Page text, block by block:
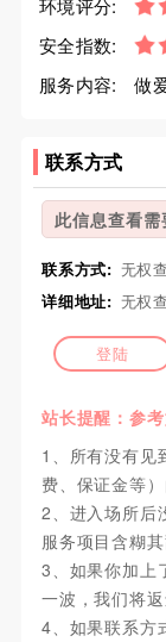
环境评分:
安全指数:
服务内容:
做
联系方式
此信息查看
联系方式: 无权
详细地址: 无权
登陆
站长提醒：参
1、所有没有见
费、保证金等
2、进入场所后
服务项目含糊
3、如果你加上
一波，我们将
4、如果联系方